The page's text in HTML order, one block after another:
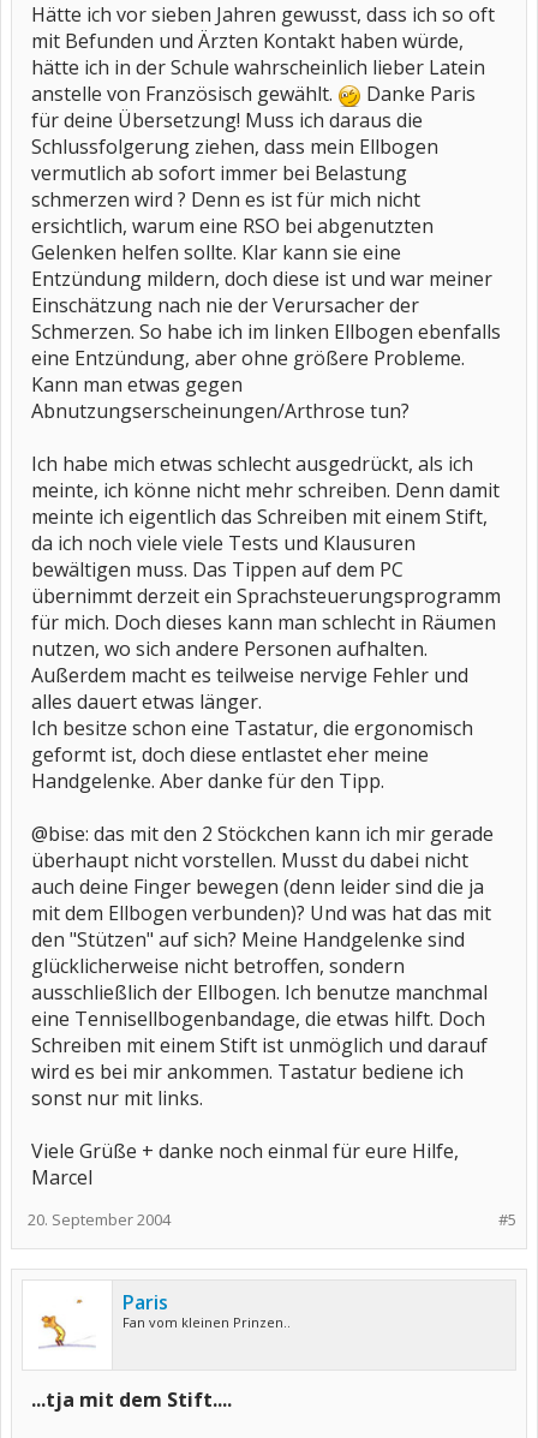
Hätte ich vor sieben Jahren gewusst, dass ich so oft
mit Befunden und Ärzten Kontakt haben würde,
hätte ich in der Schule wahrscheinlich lieber Latein
anstelle von Französisch gewählt.
Danke Paris
für deine Übersetzung! Muss ich daraus die
Schlussfolgerung ziehen, dass mein Ellbogen
vermutlich ab sofort immer bei Belastung
schmerzen wird ? Denn es ist für mich nicht
ersichtlich, warum eine RSO bei abgenutzten
Gelenken helfen sollte. Klar kann sie eine
Entzündung mildern, doch diese ist und war meiner
Einschätzung nach nie der Verursacher der
Schmerzen. So habe ich im linken Ellbogen ebenfalls
eine Entzündung, aber ohne größere Probleme.
Kann man etwas gegen
Abnutzungserscheinungen/Arthrose tun?
Ich habe mich etwas schlecht ausgedrückt, als ich
meinte, ich könne nicht mehr schreiben. Denn damit
meinte ich eigentlich das Schreiben mit einem Stift,
da ich noch viele viele Tests und Klausuren
bewältigen muss. Das Tippen auf dem PC
übernimmt derzeit ein Sprachsteuerungsprogramm
für mich. Doch dieses kann man schlecht in Räumen
nutzen, wo sich andere Personen aufhalten.
Außerdem macht es teilweise nervige Fehler und
alles dauert etwas länger.
Ich besitze schon eine Tastatur, die ergonomisch
geformt ist, doch diese entlastet eher meine
Handgelenke. Aber danke für den Tipp.
@bise: das mit den 2 Stöckchen kann ich mir gerade
überhaupt nicht vorstellen. Musst du dabei nicht
auch deine Finger bewegen (denn leider sind die ja
mit dem Ellbogen verbunden)? Und was hat das mit
den "Stützen" auf sich? Meine Handgelenke sind
glücklicherweise nicht betroffen, sondern
ausschließlich der Ellbogen. Ich benutze manchmal
eine Tennisellbogenbandage, die etwas hilft. Doch
Schreiben mit einem Stift ist unmöglich und darauf
wird es bei mir ankommen. Tastatur bediene ich
sonst nur mit links.
Viele Grüße + danke noch einmal für eure Hilfe,
Marcel
#5
20. September 2004
Paris
Fan vom kleinen Prinzen..
...tja mit dem Stift....